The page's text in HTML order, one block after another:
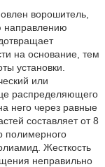
ворошитель,
направлению
на основание, тем
установки.
или
распределяющего
него через равные
составляет от 8
полимерного
Жесткость
неправильно